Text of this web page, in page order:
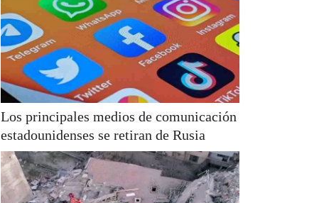
Los principales medios de comunicación
estadounidenses se retiran de Rusia